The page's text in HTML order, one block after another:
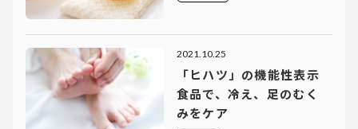
2021.10.25
「ヒハツ」の機能性表示
食品で、冷え、足のむく
みをケア